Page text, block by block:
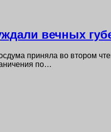
вечных
приняла во втором
по…